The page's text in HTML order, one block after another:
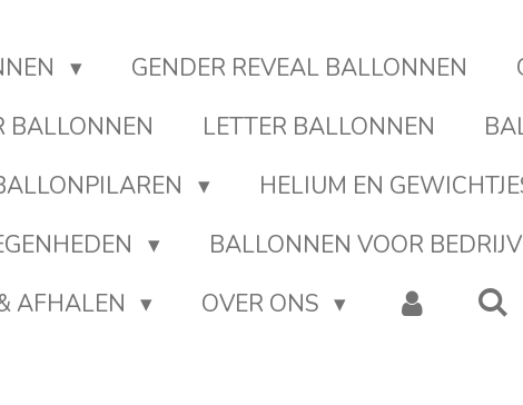
GENDER REVEAL BALLONNEN
BALLONNEN LETTER BALLONNEN
HELIUM EN
BALLONNEN VOOR
AFHALEN
OVER ONS